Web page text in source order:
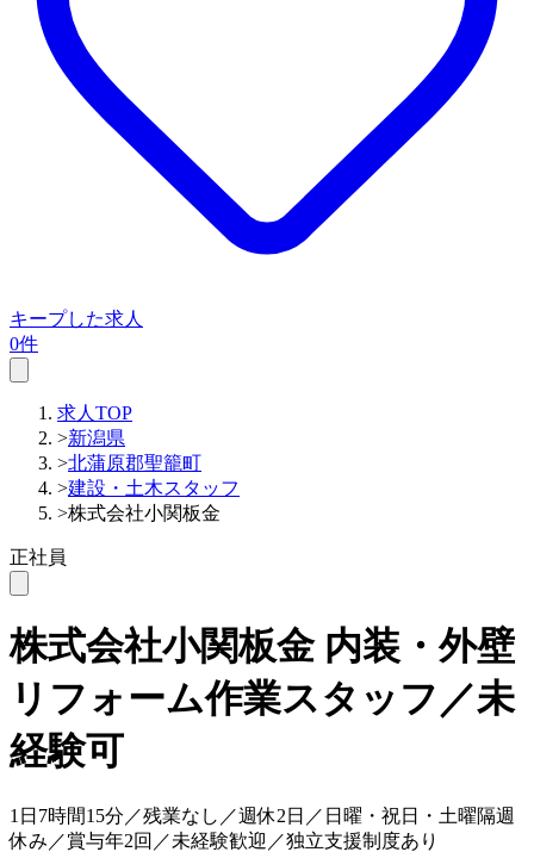
キープした求人
0件
求人TOP
>新潟県
>北蒲原郡聖籠町
>建設・土木スタッフ
>株式会社小関板金
正社員
株式会社小関板金内装・外壁
リフォーム作業スタッフ／未
経験可
1日7時間15分／残業なし／週休2日／日曜・祝日・土曜隔週
休み／賞与年2回／未経験歓迎／独立支援制度あり